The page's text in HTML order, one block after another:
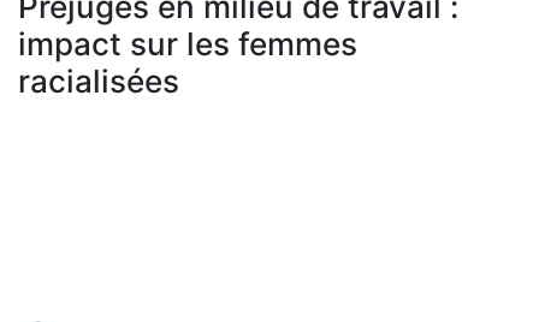
À propos
impact sur les femmes
racialisées